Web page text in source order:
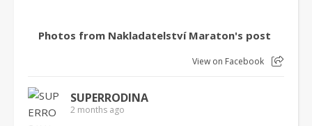
Photos from Nakladatelství Maraton's post
View on Facebook
SUPERRODINA
2 months ago